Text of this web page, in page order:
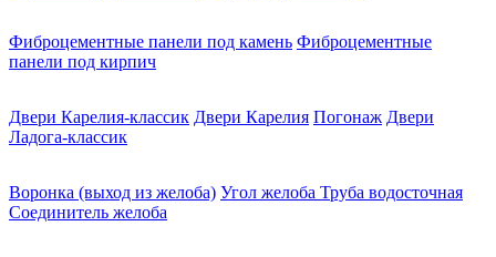
Фиброцементные панели под камень Фиброцементные
панели под кирпич
Двери Карелия-классик Двери Карелия Погонаж Двери
Ладога-классик
Воронка (выход из желоба) Угол желоба Труба водосточная
Соединитель желоба